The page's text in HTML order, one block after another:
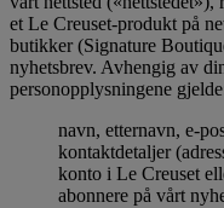
et Le Creuset-produkt på
butikker (Signature
nyhetsbrev. Avhengig av
personopplysningene
navn, etternavn, e-
kontaktdetaljer
konto i Le Creuset
abonnere på vårt